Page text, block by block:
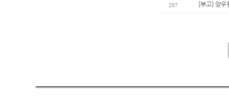
287 [부고] 양우